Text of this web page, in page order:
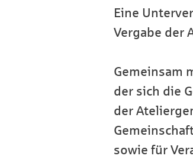
Eine
Vergabe der
Gemeinsam
der sich die
der
sowie für